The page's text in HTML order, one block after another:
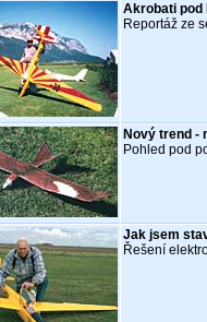
Akrobati pod
Reportáž ze
Nový trend -
Pohled pod
Jak jsem
Řešení